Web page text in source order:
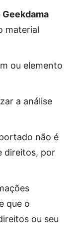
material
ou elemento
a análise
não é
direitos, por
que o
ou seu